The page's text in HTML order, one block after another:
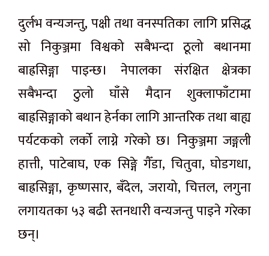
दुर्लभ वन्यजन्तु, पक्षी तथा वनस्पतिका लागि प्रसिद्ध
सो निकुञ्जमा विश्वको सबैभन्दा ठूलो बथानमा
बाह्रसिङ्गा पाइन्छ। नेपालका संरक्षित क्षेत्रका
सबैभन्दा ठुलो घाँसे मैदान शुक्लाफाँटामा
बाह्रसिङ्गाको बथान हेर्नका लागि आन्तरिक तथा बाह्य
पर्यटकको लर्को लाग्ने गरेको छ। निकुञ्जमा जङ्गली
हात्ती, पाटेबाघ, एक सिङ्गे गैँडा, चितुवा, घोडगधा,
बाह्रसिङ्गा, कृष्णसार, बँदेल, जरायो, चित्तल, लगुना
लगायतका ५३ बढी स्तनधारी वन्यजन्तु पाइने गरेका
छन्।